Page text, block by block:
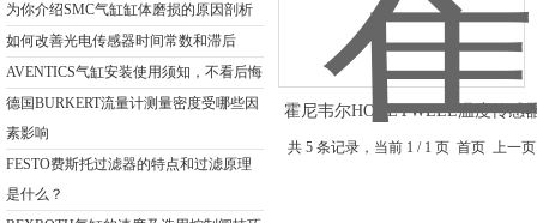
为你介绍SMC气缸缸体磨损的原因剖析
如何改善光电传感器时间常数和滞后
AVENTICS气缸安装使用须知，不看后悔
德国BURKERT流量计测量密度受哪些因
素影响
FESTO费斯托过滤器的特点和过滤原理
是什么？
霍尼韦尔HONEYWELL温度传感
共 5 条记录，当前 1 / 1 页 首页 上